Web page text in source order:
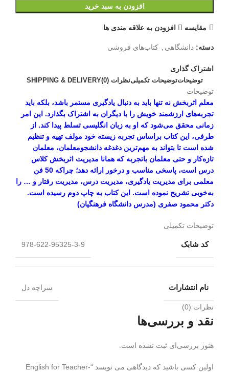
افزودن به سبد خرید
مقایسه افزودن به علاقه مندی ها
دسته: دانشگاهی , کتاب‌های فروشی
اشتراک گذاری
توضیحاتتوضیحات تکمیلینظرات (0) SHIPPING & DELIVERY
توضیحات
معلم اثربخش نه تنها باید به دنبال یادگیری مستمر باشد، بلکه باید
تجربه‌های ارزشمند خویش را با دیگران به اشتراک بگذارد. این امر
زمانی محقق می‌شود که او به زبان انگلیسی تسلط پیدا کند. از
طرفی، این کتاب براساس تجربه زیسته خود مولف تهیه و تنظیم
شده است تا بتواند به مهم‌ترین دغدغه دانشجومعلمان، معلمان
تازه‌کار و حتی معلمان باتجربه که همانا مدیریت اثربخش کلاس
درس است، پاسخی مناسب و درخور ارائه دهد؛ چراکه 50 فن
معلمی برای مدیریت یادگیری، مدیریت درس، مدیریت رفتار و … را
به‌خوبی تشریح نموده است. این کتاب به چاپ دوم رسیده است.
دکتر محمود صفری (مدرس دانشگاه فرهنگیان)
توضیحات تکمیلی
کد شابک 978-622-95325-3-9
نام انتشارات سراچه دل
نظرات (0)
نقد و بررسی‌ها
هنوز بررسی‌ای ثبت نشده است.
اولین کسی باشید که دیدگاهی می نویسد “English for Teacher-